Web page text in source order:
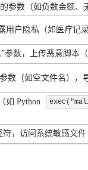
参数（如负数金额、
用户隐私（如医疗记
参数，上传恶意脚本
数（如空文件名），
如 Python
符，访问系统敏感文